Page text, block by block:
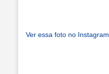
Ver essa foto no Instagram